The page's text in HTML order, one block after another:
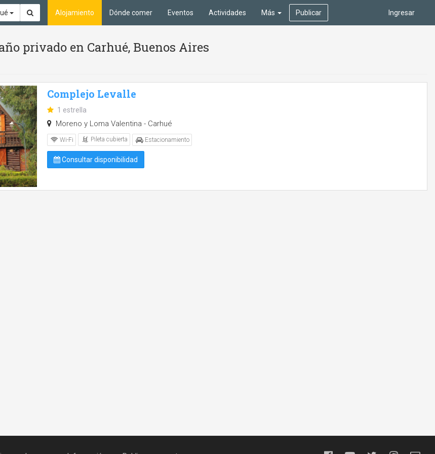
Ingresar
Alojamiento Dónde comer Eventos Actividades Más Publicar
privado en Carhué, Buenos Aires
Complejo Levalle
1 estrella
Moreno y Loma Valentina - Carhué
Wi-Fi Pileta cubierta Estacionamiento
Consultar disponibilidad